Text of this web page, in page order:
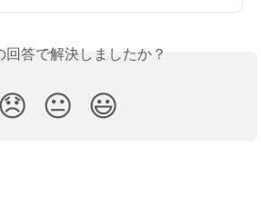
回答で解決しましたか？
😞 😐 😃